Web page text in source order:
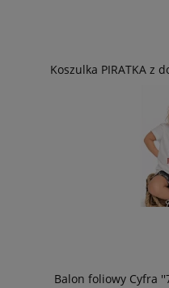
Koszulka PIRATKA z
Balon foliowy Cyfra